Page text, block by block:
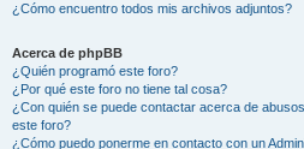
¿Cómo encuentro todos mis archivos adjuntos?
Acerca de phpBB
¿Quién programó este foro?
¿Por qué este foro no tiene tal cosa?
¿Con quién se puede contactar acerca de
este foro?
¿Cómo puedo ponerme en contacto con un